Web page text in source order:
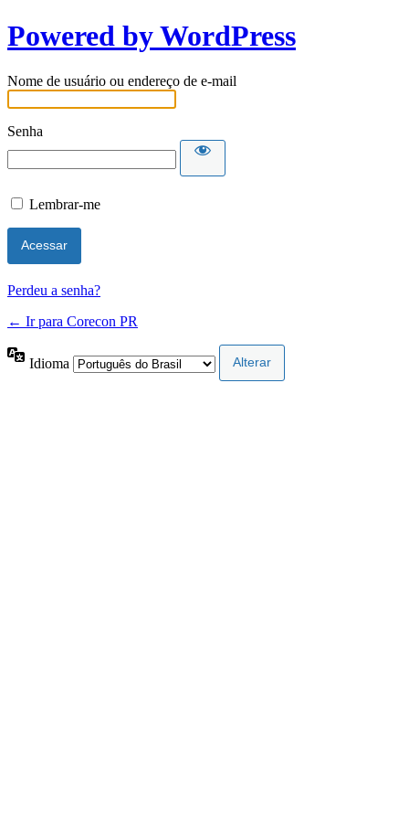
Powered by WordPress
Nome de usuário ou endereço de e-mail
Senha
Lembrar-me
Perdeu a senha?
← Ir para Corecon PR
Idioma